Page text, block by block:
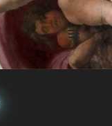
MENÜ
UND